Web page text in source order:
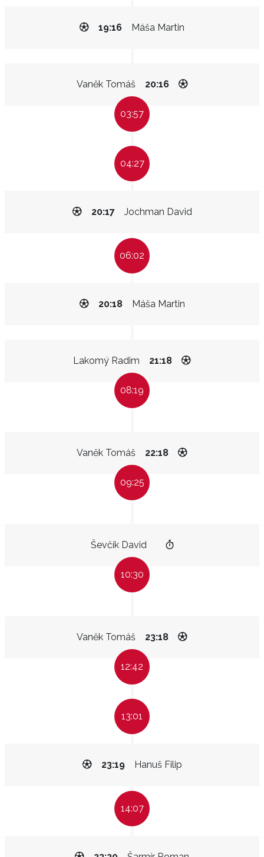
Máša Martin
19:16
Vaněk Tomáš 20:16
03:57
04:27
Jochman David
20:17
06:02
Máša Martin
20:18
Lakomý Radim 21:18
08:19
Vaněk Tomáš 22:18
09:25
Ševčík David
10:30
Vaněk Tomáš 23:18
12:42
13:01
Hanuš Filip
23:19
14:07